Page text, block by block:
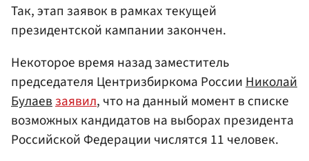
Так, этап заявок в рамках текущей
президентской кампании закончен.
Некоторое время назад заместитель
председателя Центризбиркома РоссииНиколай
Булаевзаявил, что на данный момент в списке
возможных кандидатов на выборах президента
Российской Федерации числятся 11 человек.